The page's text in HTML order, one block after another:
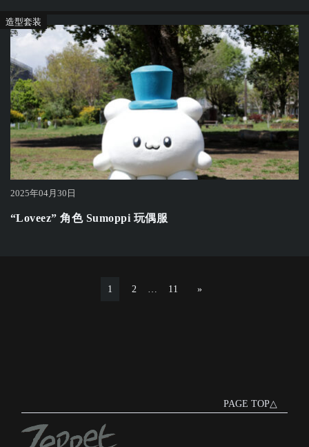
2025年04月30日
造型套装
“Loveez” 角色 Sumoppi 玩偶服
1 2 … 11 »
PAGE TOP△